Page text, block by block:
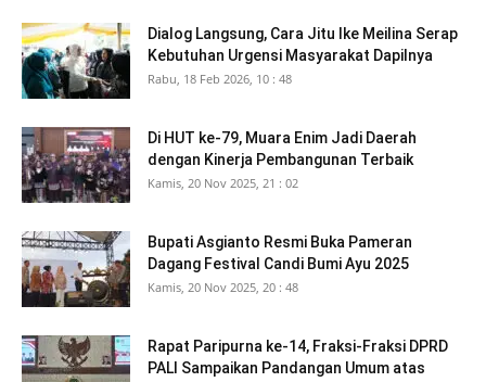
Dialog Langsung, Cara Jitu Ike Meilina Serap
Kebutuhan Urgensi Masyarakat Dapilnya
Rabu, 18 Feb 2026, 10 : 48
Di HUT ke-79, Muara Enim Jadi Daerah
dengan Kinerja Pembangunan Terbaik
Kamis, 20 Nov 2025, 21 : 02
Bupati Asgianto Resmi Buka Pameran
Dagang Festival Candi Bumi Ayu 2025
Kamis, 20 Nov 2025, 20 : 48
Rapat Paripurna ke-14, Fraksi-Fraksi DPRD
PALI Sampaikan Pandangan Umum atas